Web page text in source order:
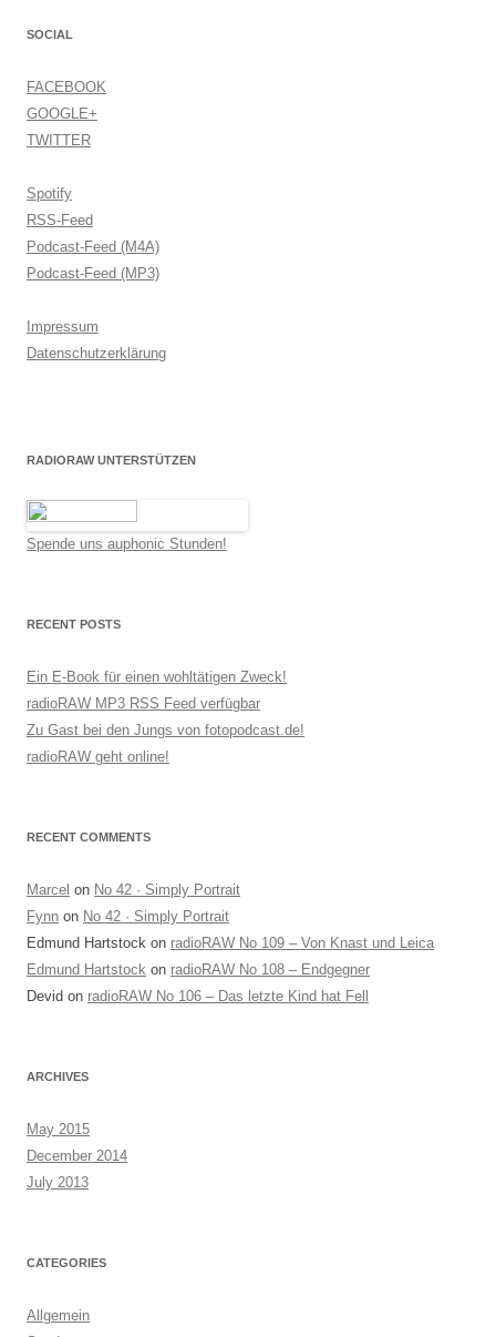
SOCIAL
FACEBOOK
GOOGLE+
TWITTER
Spotify
RSS-Feed
Podcast-Feed (M4A)
Podcast-Feed (MP3)
Impressum
Datenschutzerklärung
RADIORAW UNTERSTÜTZEN
Spende uns auphonic Stunden!
RECENT POSTS
Ein E-Book für einen wohltätigen Zweck!
radioRAW MP3 RSS Feed verfügbar
Zu Gast bei den Jungs von fotopodcast.de!
radioRAW geht online!
RECENT COMMENTS
Marcel on No 42 · Simply Portrait
Fynn on No 42 · Simply Portrait
Edmund Hartstock on radioRAW No 109 – Von Knast und Leica
Edmund Hartstock on radioRAW No 108 – Endgegner
Devid on radioRAW No 106 – Das letzte Kind hat Fell
ARCHIVES
May 2015
December 2014
July 2013
CATEGORIES
Allgemein